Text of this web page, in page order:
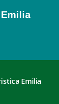
Emilia